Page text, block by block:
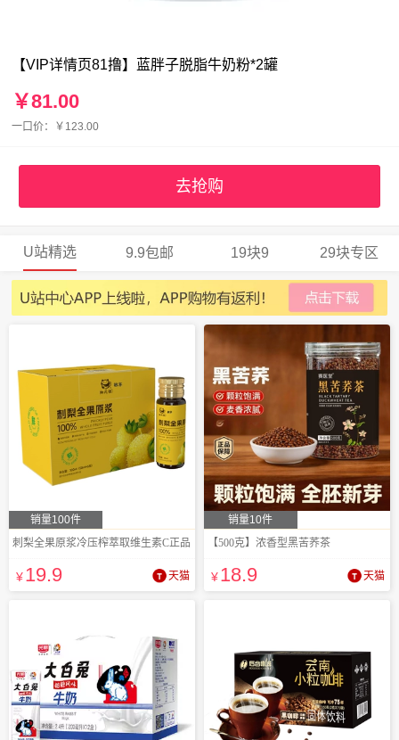
【VIP详情页81撸】蓝胖子脱脂牛奶粉*2罐
￥81.00
一口价：￥123.00
去抢购
U站精选 9.9包邮 19块9 29块专区
销量100件
刺梨全果原浆冷压榨萃取维生素C正品
¥19.9 天猫
销量10件
【500克】浓香型黑苦荞茶
¥18.9 天猫